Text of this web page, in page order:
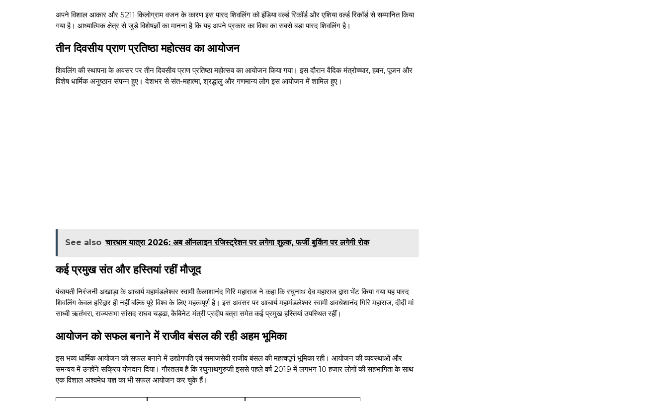
अपने विशाल आकार और 5211 किलोग्राम वजन के कारण इस पारद शिवलिंग को इंडिया वर्ल्ड रिकॉर्ड और एशिया वर्ल्ड रिकॉर्ड से सम्मानित किया
गया है। आध्यात्मिक क्षेत्र से जुड़े विशेषज्ञों का मानना है कि यह अपने प्रकार का विश्व का सबसे बड़ा पारद शिवलिंग है।
तीन दिवसीय प्राण प्रतिष्ठा महोत्सव का आयोजन
शिवलिंग की स्थापना के अवसर पर तीन दिवसीय प्राण प्रतिष्ठा महोत्सव का आयोजन किया गया। इस दौरान वैदिक मंत्रोच्चार, हवन, पूजन और
विशेष धार्मिक अनुष्ठान संपन्न हुए। देशभर से संत-महात्मा, श्रद्धालु और गणमान्य लोग इस आयोजन में शामिल हुए।
See also चारधाम यात्रा 2026: अब ऑनलाइन रजिस्ट्रेशन पर लगेगा शुल्क, फर्जी बुकिंग पर लगेगी रोक
कई प्रमुख संत और हस्तियां रहीं मौजूद
पंचायती निरंजनी अखाड़ा के आचार्य महामंडलेश्वर स्वामी कैलाशानंद गिरि महाराज ने कहा कि रघुनाथ देव महाराज द्वारा भेंट किया गया यह पारद
शिवलिंग केवल हरिद्वार ही नहीं बल्कि पूरे विश्व के लिए महत्वपूर्ण है। इस अवसर पर आचार्य महामंडलेश्वर स्वामी अवधेशानंद गिरि महाराज, दीदी मां
साध्वी ऋतंभरा, राज्यसभा सांसद राघव चड्ढा, कैबिनेट मंत्री प्रदीप बत्रा समेत कई प्रमुख हस्तियां उपस्थित रहीं।
आयोजन को सफल बनाने में राजीव बंसल की रही अहम भूमिका
इस भव्य धार्मिक आयोजन को सफल बनाने में उद्योगपति एवं समाजसेवी राजीव बंसल की महत्वपूर्ण भूमिका रही। आयोजन की व्यवस्थाओं और
समन्वय में उन्होंने सक्रिय योगदान दिया। गौरतलब है कि रघुनाथगुरुजी इससे पहले वर्ष 2019 में लगभग 10 हजार लोगों की सहभागिता के साथ
एक विशाल अश्वमेध यज्ञ का भी सफल आयोजन कर चुके हैं।